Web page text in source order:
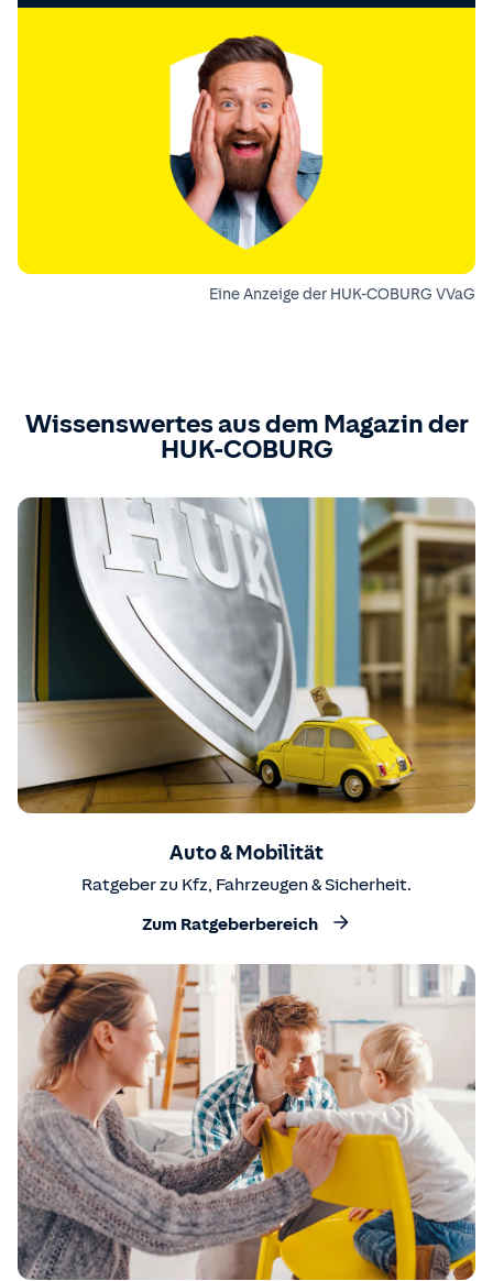
Eine Anzeige der HUK-COBURG VVaG
Wissenswertes aus dem Magazin der
HUK-COBURG
Auto & Mobilität
Ratgeber zu Kfz, Fahrzeugen & Sicherheit.
Zum Ratgeberbereich